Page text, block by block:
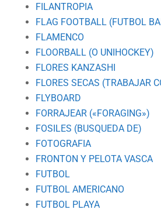
FILANTROPIA
FLAG FOOTBALL (FUTBOL
FLAMENCO
FLOORBALL (O UNIHOCKEY)
FLORES KANZASHI
FLORES SECAS (TRABAJAR
FLYBOARD
FORRAJEAR («FORAGING»)
FOSILES (BUSQUEDA DE)
FOTOGRAFIA
FRONTON Y PELOTA VASCA
FUTBOL
FUTBOL AMERICANO
FUTBOL PLAYA